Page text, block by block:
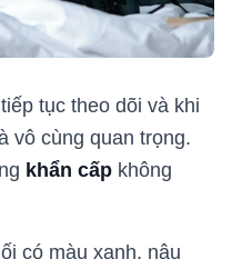
tục theo dõi và khi
vô cùng quan trọng.
khẩn cấp không
có màu xanh, nâu